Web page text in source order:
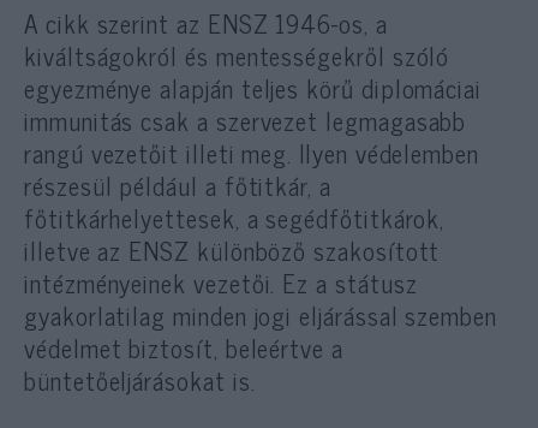
A cikk szerint az ENSZ 1946-os, a
kiváltságokról és mentességekről szóló
egyezménye alapján teljes körű diplomáciai
immunitás csak a szervezet legmagasabb
rangú vezetőit illeti meg. Ilyen védelemben
részesül például a főtitkár, a
főtitkárhelyettesek, a segédfőtitkárok,
illetve az ENSZ különböző szakosított
intézményeinek vezetői. Ez a státusz
gyakorlatilag minden jogi eljárással szemben
védelmet biztosít, beleértve a
büntetőeljárásokat is.